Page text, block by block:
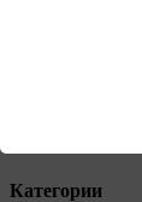
Категории